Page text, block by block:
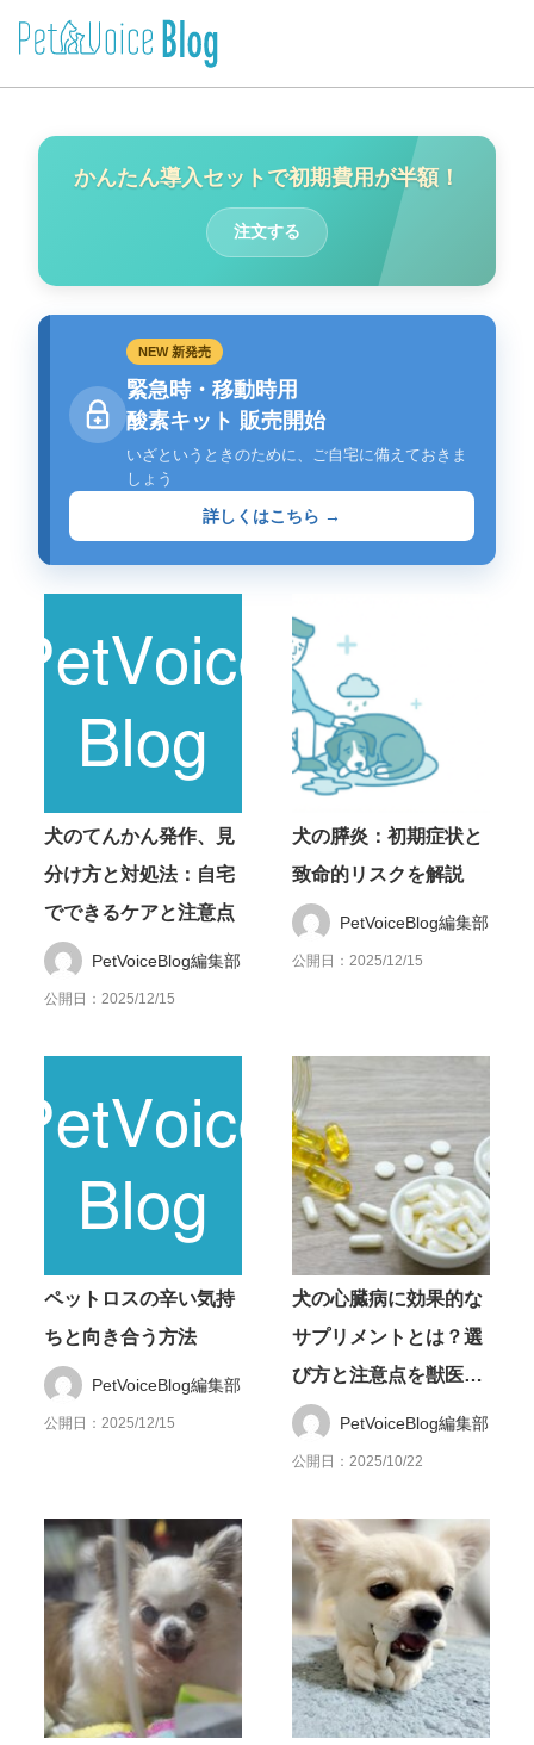
かんたん導入セットで初期費用が半額！
注文する
NEW 新発売
緊急時・移動時用
酸素キット 販売開始
いざというときのために、ご自宅に備えておきま
しょう
詳しくはこちら →
犬のてんかん発作、見
分け方と対処法：自宅
でできるケアと注意点
PetVoiceBlog編集部
公開日：2025/12/15
犬の膵炎：初期症状と
致命的リスクを解説
PetVoiceBlog編集部
公開日：2025/12/15
ペットロスの辛い気持
ちと向き合う方法
PetVoiceBlog編集部
公開日：2025/12/15
犬の心臓病に効果的な
サプリメントとは？選
び方と注意点を獣医師
が解説PetVoiceBlog編集部
公開日：2025/10/22